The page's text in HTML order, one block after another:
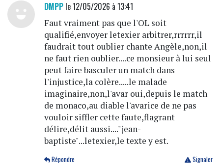
DMPPle 12/05/2026 à 13:41
Faut vraiment pas que l'OL soit
qualifié,envoyer letexier arbitrer,rrrrrr,il
faudrait tout oublier chante Angèle,non,il
ne faut rien oublier....ce monsieur à lui seul
peut faire basculer un match dans
l'injustice,la colère.....le malade
imaginaire,non,l'avar oui,depuis le match
de monaco,au diable l'avarice de ne pas
vouloir siffler cette faute,flagrant
délire,délit aussi...."jean-
baptiste"...letexier,le texte y est.
Signaler
Répondre